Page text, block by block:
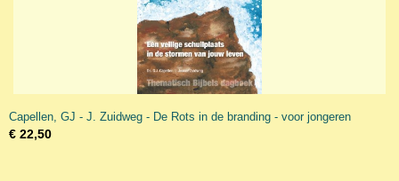
Capellen, GJ - J. Zuidweg - De Rots in de branding - voor jongeren
€ 22,50